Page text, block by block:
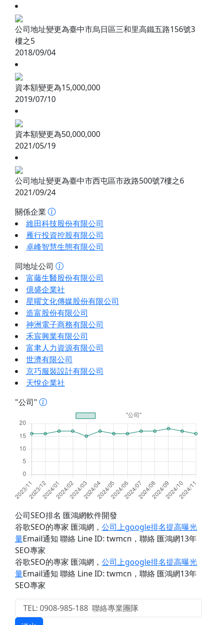
公司地址變更為臺中市烏日區三和里高鐵五路156號3
樓之5
2018/09/04
資本額變更為15,000,000
2019/07/10
資本額變更為50,000,000
2021/05/19
公司地址變更為臺中市西屯區市政路500號7樓之6
2021/09/24
關係企業
維田科技股份有限公司
雁行投資控股有限公司
卓峰智慧生態有限公司
同地址公司
富藤生醫股份有限公司
億盛企業社
星曜文化傳媒股份有限公司
造富股份有限公司
神洲電子商務有限公司
禾宸興業有限公司
富聿人力資源有限公司
世濟有限公司
京巧服裝設計有限公司
天悅企業社
"公司"
公司SEO排名 匯鴻網軟件開發
谷歌SEO的專家 匯鴻網 ， 公司上google排名提高曝光
量Email通知 聯絡 Line ID: twmcn ，聯絡 匯鴻網13年
SEO專家
谷歌SEO的專家 匯鴻網 ， 公司上google排名提高曝光
量Email通知 聯絡 Line ID: twmcn ，聯絡 匯鴻網13年
SEO專家